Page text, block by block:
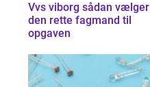
Vvs viborg sådan vælger du
den rette fagmand til
opgaven